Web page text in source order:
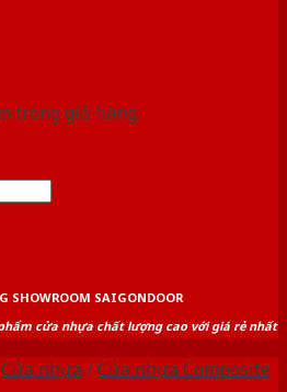
trong giỏ hàng.
SHOWROOM SAIGONDOOR
cửa nhựa chất lượng cao với giá rẻ nhất
Cửa nhựa /Cửa nhựa Composite